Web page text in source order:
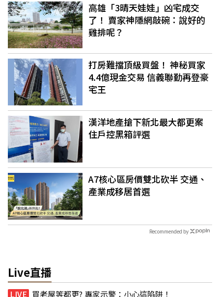
高雄「3晴天娃娃」凶宅成交
了！ 賣家神隱網敲碗：說好的
雞排呢？
打房難擋頂級買盤！ 神秘買家
4.4億現金交易 信義聯勤再登豪
宅王
漢洋地產搶下新北最大都更案
住戶控黑箱評選
A7核心區房價雙北砍半 交通、
產業成移居首選
Recommended by
Live直播
買老屋等都更? 專家示警：小心這陷阱！